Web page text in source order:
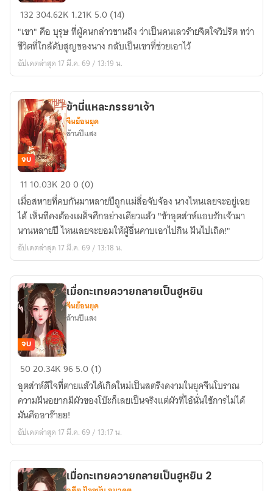
ใต้
ทรราช
132 304.62K 1.21K 5.0 (14)
"เขา" คือ บุรุษ ที่ผู้คนกล่าวขานถึง ว่าเป็นคนเลวร้ายจิตใจวิปริต ทว่า
ชีวิตที่ใกล้ดับสูญของนาง กลับเป็นเขาที่ช่วยเอาไว้
อัปเดตล่าสุด 17 มี.ค. 69 / 13:19 น.
ข้า
นี่
แหละ
ภรรยา
เจ้า
จบ
ข้านี่แหละภรรยาเจ้า
จีนย้อนยุค
ล้านปีแสง
11 10.03K200 (0)
เมื่อสหายที่คบกันมาหลายปีถูกแม่สื่อจับจ้อง นางไหนเลยจะอยู่เฉย
ได้ เห็นทีคงต้องเผด็จศึกอย่างเดียวแล้ว "ข้าอุตส่าห์แอบรักเจ้ามา
นานหลายปี ไหนเลยจะยอมให้ผู้อื่นคาบเอาไปกิน ฝันไปเถิด!"
อัปเดตล่าสุด 17 มี.ค. 69 / 13:18 น.
เมื่อ
กะเทย
ควาย
กลาย
เป็น
ฮู
จบ
เมื่อกะเทยควายกลายเป็นฮูหยิน
จีนย้อนยุค
ล้านปีแสง
5020.34K965.0 (1)
อุตส่าห์ดีใจที่ตายแล้วได้เกิดใหม่เป็นสตรีงดงามในยุคจีนโบราณ
ความฝันอยากมีผัวของโบ๊ะก็เลยเป็นจริงแต่ผัวที่ไอ้นั่นใช้การไม่ได้
มันคืออาร๊ายย!
อัปเดตล่าสุด 17 มี.ค. 69 / 13:17 น.
เมื่อกะเทยควายกลายเป็นฮูหยิน 2